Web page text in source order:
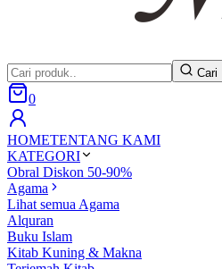
Cari
0
HOMETENTANG KAMI
KATEGORI
Obral Diskon 50-90%
Agama
Lihat semua Agama
Alquran
Buku Islam
Kitab Kuning & Makna